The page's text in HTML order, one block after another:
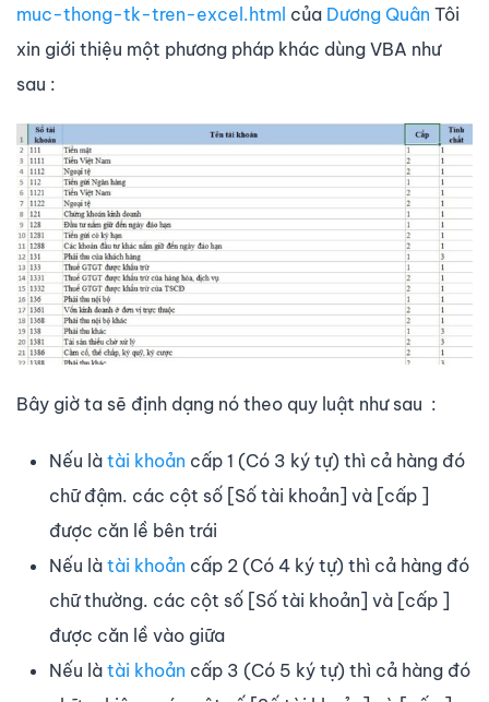
muc-thong-tk-tren-excel.html của Dương Quân Tôi
xin giới thiệu một phương pháp khác dùng VBA như
sau :
Bây giờ ta sẽ định dạng nó theo quy luật như sau :
Nếu là tài khoản cấp 1 (Có 3 ký tự) thì cả hàng đó
chữ đậm. các cột số [Số tài khoản] và [cấp ]
được căn lề bên trái
Nếu là tài khoản cấp 2 (Có 4 ký tự) thì cả hàng đó
chữ thường. các cột số [Số tài khoản] và [cấp ]
được căn lề vào giữa
Nếu là tài khoản cấp 3 (Có 5 ký tự) thì cả hàng đó